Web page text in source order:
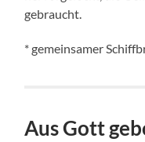
gebraucht.
* gemeinsamer
Aus Gott